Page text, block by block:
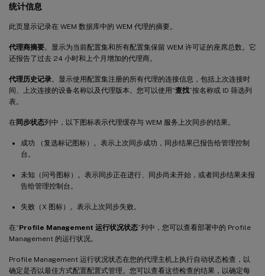
统计信息
此页显示记录在 WEM 数据库中的 WEM 代理的摘要。
代理商摘要。显示为当前配置集和所有配置集保留 WEM 许可证的座席总数。它
还报告了过去 24 小时和上个月增加的代理商。
代理历史记录。显示使用配置集注册的所有代理的连接信息，包括上次连接时
间、上次连接的设备名称以及代理版本。您可以使用“查找”按名称或 ID 筛选列
表。
在同步状态列中，以下图标表示代理缓存与 WEM 服务上次同步的结果。
成功 （复选标记图标）。表示上次同步成功，同步结果已报告给管理控制
台。
未知（问号图标）。表示同步正在进行、同步尚未开始，或者同步结果未报
告给管理控制台。
失败（X 图标）。表示上次同步失败。
在“Profile Management 运行状况状态”列中，您可以查看部署中的 Profile
Management 的运行状况。
Profile Management 运行状况状态在您的代理主机上执行自动状态检查，以
确定是否以最佳方式配置配置式管理。您可以查看这些检查的结果，以确定每